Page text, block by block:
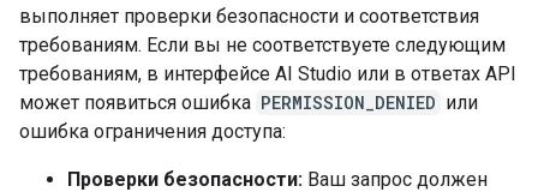
выполняет проверки безопасности и соответствия
требованиям. Если вы не соответствуете следующим
требованиям, в интерфейсе AI Studio или в ответах API
может появиться ошибка PERMISSION_DENIED или
ошибка ограничения доступа:
Проверки безопасности: Ваш запрос должен